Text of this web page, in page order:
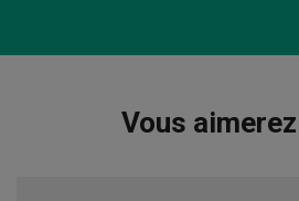
Vous